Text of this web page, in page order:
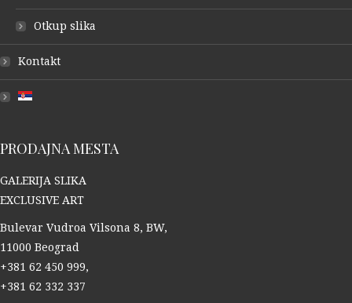
Otkup slika
Kontakt
PRODAJNA MESTA
GALERIJA SLIKA
EXCLUSIVE ART
Bulevar Vudroa Vilsona 8, BW,
11000 Beograd
+381 62 450 999,
+381 62 332 337